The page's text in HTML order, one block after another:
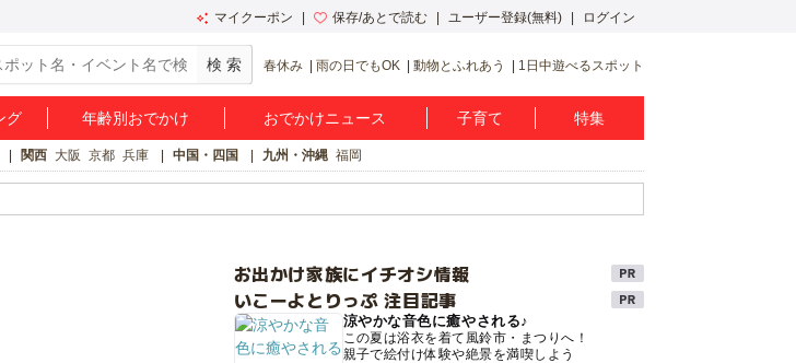
マイクーポン 保存/あとで読む ユーザー登録(無料) ログイン
春休み 雨の日でもOK 動物とふれあう 1日中遊べるスポット
グ 年齢別おでかけ おでかけニュース 子育て 特集
関西 大阪 京都 兵庫 中国・四国 九州・沖縄 福岡
お出かけ家族にイチオシ情報
いこーよとりっぷ 注目記事
涼やかな音色に癒やされる♪
この夏は浴衣を着て風鈴市・まつりへ！
親子で絵付け体験や絶景を満喫しよう